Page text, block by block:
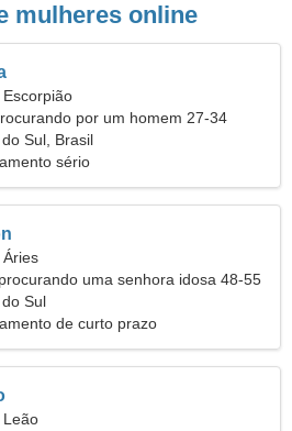
mulheres online
por um homem 27-34
Sul, Brasil
sério
uma senhora idosa 48-55
Sul
de curto prazo
Leão